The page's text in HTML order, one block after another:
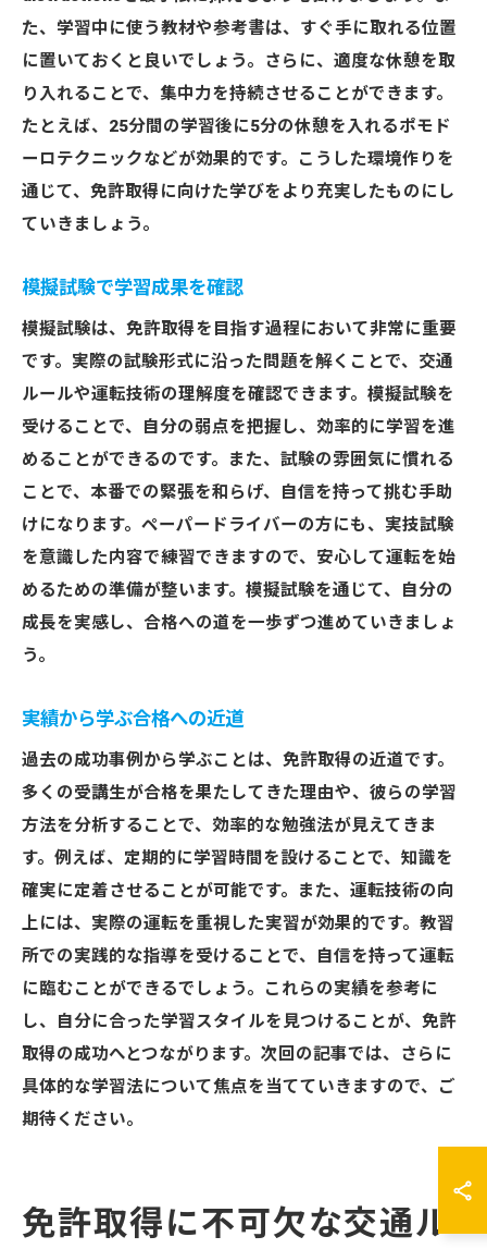
た、学習中に使う教材や参考書は、すぐ手に取れる位置
に置いておくと良いでしょう。さらに、適度な休憩を取
り入れることで、集中力を持続させることができます。
たとえば、25分間の学習後に5分の休憩を入れるポモド
ーロテクニックなどが効果的です。こうした環境作りを
通じて、免許取得に向けた学びをより充実したものにし
ていきましょう。
模擬試験で学習成果を確認
模擬試験は、免許取得を目指す過程において非常に重要
です。実際の試験形式に沿った問題を解くことで、交通
ルールや運転技術の理解度を確認できます。模擬試験を
受けることで、自分の弱点を把握し、効率的に学習を進
めることができるのです。また、試験の雰囲気に慣れる
ことで、本番での緊張を和らげ、自信を持って挑む手助
けになります。ペーパードライバーの方にも、実技試験
を意識した内容で練習できますので、安心して運転を始
めるための準備が整います。模擬試験を通じて、自分の
成長を実感し、合格への道を一歩ずつ進めていきましょ
う。
実績から学ぶ合格への近道
過去の成功事例から学ぶことは、免許取得の近道です。
多くの受講生が合格を果たしてきた理由や、彼らの学習
方法を分析することで、効率的な勉強法が見えてきま
す。例えば、定期的に学習時間を設けることで、知識を
確実に定着させることが可能です。また、運転技術の向
上には、実際の運転を重視した実習が効果的です。教習
所での実践的な指導を受けることで、自信を持って運転
に臨むことができるでしょう。これらの実績を参考に
し、自分に合った学習スタイルを見つけることが、免許
取得の成功へとつながります。次回の記事では、さらに
具体的な学習法について焦点を当てていきますので、ご
期待ください。
免許取得に不可欠な交通ル